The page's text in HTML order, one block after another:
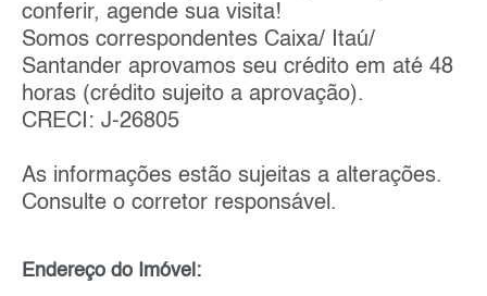
conferir, agende sua visita!
Somos correspondentes Caixa/ Itaú/
Santander aprovamos seu crédito em até 48
horas (crédito sujeito a aprovação).
CRECI: J-26805
As informações estão sujeitas a alterações.
Consulte o corretor responsável.
Endereço do Imóvel: